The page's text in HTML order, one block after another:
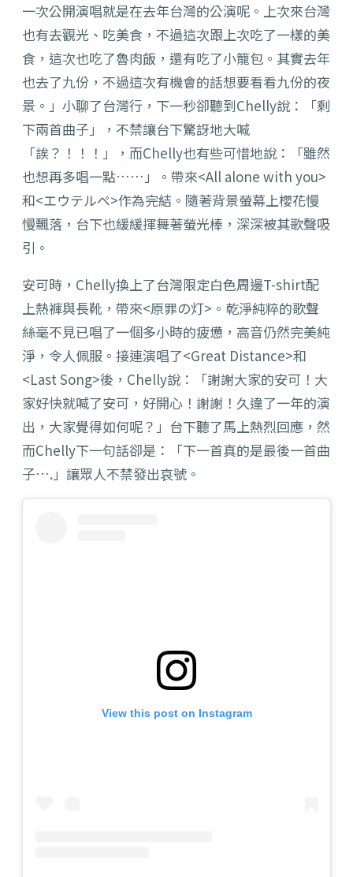
一次公開演唱就是在去年台灣的公演呢。上次來台灣
也有去觀光、吃美食，不過這次跟上次吃了一樣的美
食，這次也吃了魯肉飯，還有吃了小籠包。其實去年
也去了九份，不過這次有機會的話想要看看九份的夜
景。」小聊了台灣行，下一秒卻聽到Chelly說：「剩
下兩首曲子」，不禁讓台下驚訝地大喊
「誒？！！！」，而Chelly也有些可惜地說：「雖然
也想再多唱一點……」。帶來<All alone with you>
和<エウテルペ>作為完結。隨著背景螢幕上櫻花慢
慢飄落，台下也緩緩揮舞著螢光棒，深深被其歌聲吸
引。
安可時，Chelly換上了台灣限定白色周邊T-shirt配
上熱褲與長靴，帶來<原罪の灯>。乾淨純粹的歌聲
絲毫不見已唱了一個多小時的疲憊，高音仍然完美純
淨，令人佩服。接連演唱了<Great Distance>和
<Last Song>後，Chelly說：「謝謝大家的安可！大
家好快就喊了安可，好開心！謝謝！久違了一年的演
出，大家覺得如何呢？」台下聽了馬上熱烈回應，然
而Chelly下一句話卻是：「下一首真的是最後一首曲
子….」讓眾人不禁發出哀號。
View this post on Instagram